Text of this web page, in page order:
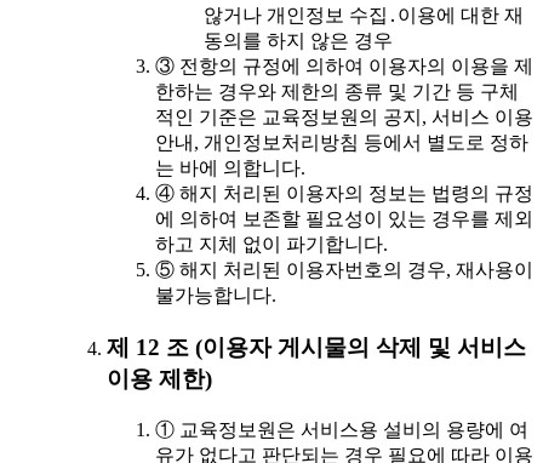
않거나 개인정보 수집․이용에 대한 재
동의를 하지 않은 경우
③ 전항의 규정에 의하여 이용자의 이용을 제
한하는 경우와 제한의 종류 및 기간 등 구체
적인 기준은 교육정보원의 공지, 서비스 이용
안내, 개인정보처리방침 등에서 별도로 정하
는 바에 의합니다.
④ 해지 처리된 이용자의 정보는 법령의 규정
에 의하여 보존할 필요성이 있는 경우를 제외
하고 지체 없이 파기합니다.
⑤ 해지 처리된 이용자번호의 경우, 재사용이
불가능합니다.
제 12 조 (이용자 게시물의 삭제 및 서비스
이용 제한)
① 교육정보원은 서비스용 설비의 용량에 여
유가 없다고 판단되는 경우 필요에 따라 이용